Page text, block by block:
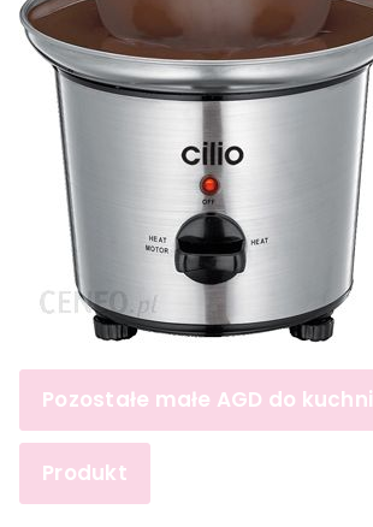
Pozostałe małe AGD do kuchni
Produkt